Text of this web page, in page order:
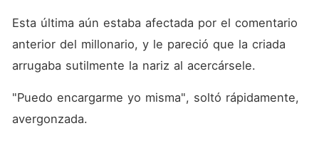
Esta última aún estaba afectada por el comentario
anterior del millonario, y le pareció que la criada
arrugaba sutilmente la nariz al acercársele.
"Puedo encargarme yo misma", soltó rápidamente,
avergonzada.